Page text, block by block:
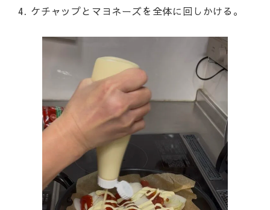
4. ケチャップとマヨネーズを全体に回しかける。